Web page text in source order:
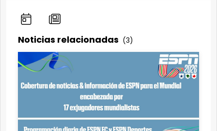
Noticias relacionadas (3)